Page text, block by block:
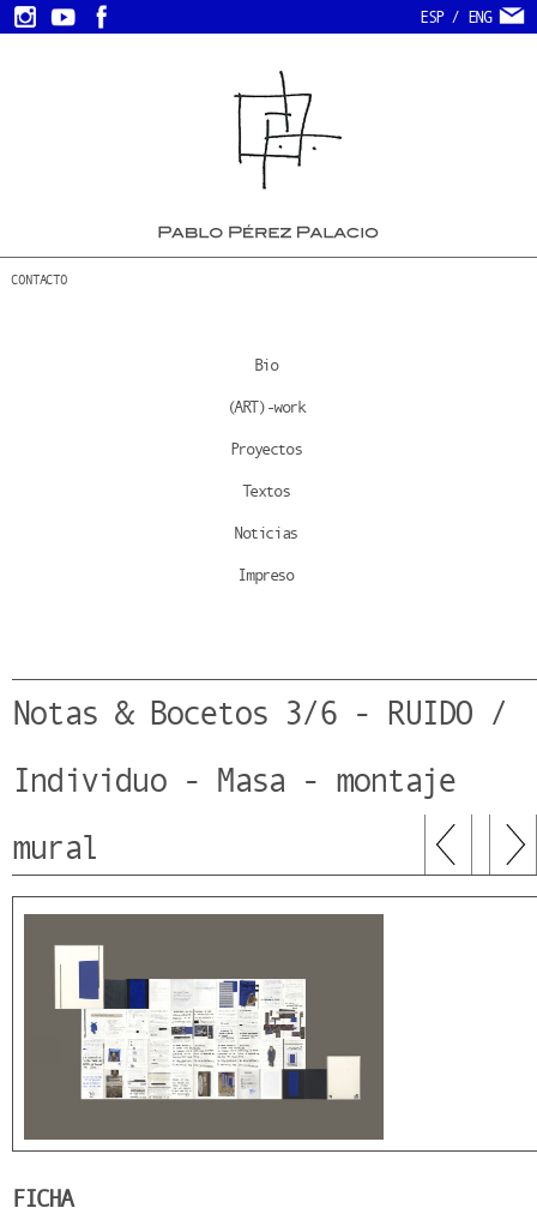
ESP/ ENG
CONTACTO
Bio
(ART)-work
Proyectos
Textos
Noticias
Impreso
Notas & Bocetos 3/6 - RUIDO /
Individuo - Masa - montaje
mural
FICHA